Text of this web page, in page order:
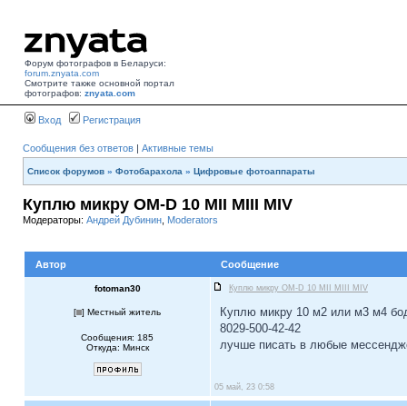
Форум фотографов в Беларуси:
forum.znyata.com
Смотрите также основной портал
фотографов: znyata.com
Вход Регистрация
Сообщения без ответов | Активные темы
Список форумов » Фотобарахола » Цифровые фотоаппараты
Куплю микру OM-D 10 MII MIII MIV
Модераторы: Андрей Дубинин Moderators
Автор Сообщение
fotoman30 Куплю микру OM-D 10 MII MIII MIV
[ ] Местный житель
Сообщения: 185
Откуда: Минск
Куплю микру 10 м2 или м3 м4
8029-500-42-42
лучше писать в любые
05 май, 23 0:58